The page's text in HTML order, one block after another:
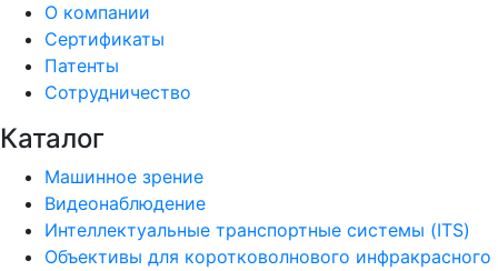
О компании
Сертификаты
Патенты
Сотрудничество
Каталог
Машинное зрение
Видеонаблюдение
Интеллектуальные транспортные системы (ITS)
Объективы для коротковолнового инфракрасного